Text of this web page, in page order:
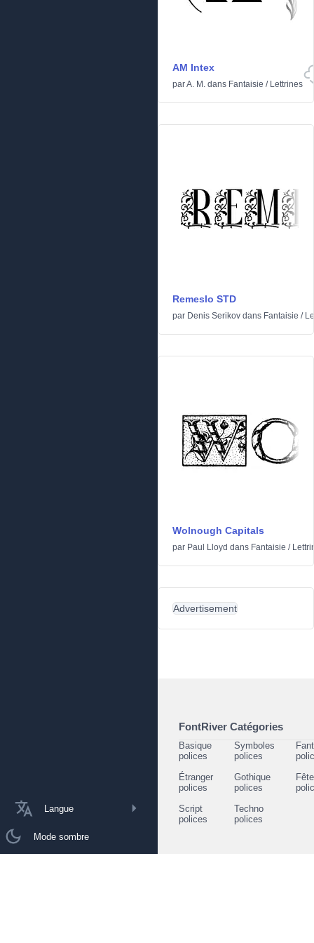
Langue
Mode sombre
AM Intex
parA. M. dans Fantaisie / Lettrines
Remeslo STD
par Denis Serikov dans Fantaisie /
Wolnough Capitals
par Paul Lloyd dans Fantaisie /
Advertisement
FontRiver Catégories
Basique
polices
Symboles
polices
Étranger
polices
Gothique
polices
Script
polices
Techno
polices